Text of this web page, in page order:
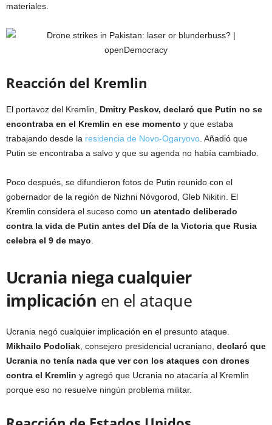
materiales.
Reacción del Kremlin
El portavoz del Kremlin,
Dmitry Peskov, declaró que Putin no se
encontraba en el Kremlin en ese momento y que estaba
trabajando desde la residencia de Novo-Ogaryovo . Añadió que
Putin se encontraba a salvo y que su agenda no había cambiado.
Poco después, se difundieron fotos de Putin reunido con el
gobernador de la región de Nizhni Nóvgorod, Gleb Nikitin. El
Kremlin considera el suceso como un atentado deliberado
contra la vida de Putin antes del Día de la Victoria que Rusia
celebra el 9 de mayo
Ucrania niega cualquier
implicación en el ataque
Ucrania negó cualquier implicación en el presunto ataque.
Mikhailo Podoliak , consejero presidencial ucraniano, declaró que
Ucrania no tenía nada que ver con los ataques con drones
contra el Kremlin y agregó que Ucrania no atacaría al Kremlin
porque eso no resuelve ningún problema militar.